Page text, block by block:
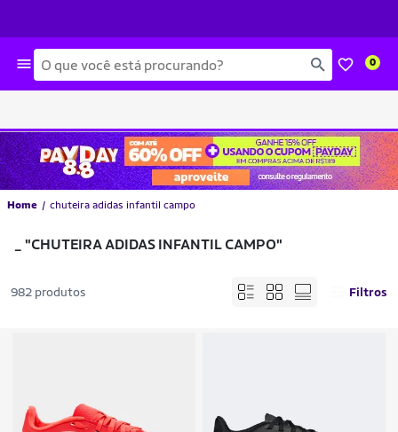
Busca 0
Home chuteira adidas infantil campo
"CHUTEIRA ADIDAS INFANTIL CAMPO"
982 produtos Filtros